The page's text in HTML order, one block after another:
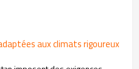
aux climats rigoureux